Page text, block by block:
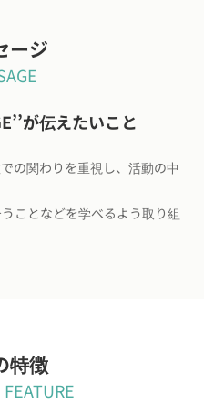
ージ
が伝えたいこと
の関わりを重視し、活動の中
ことなどを学べるよう取り組
特徴